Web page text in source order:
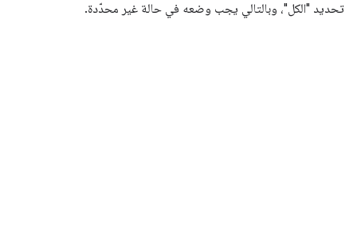
تحديد "الكل"، وبالتالي يجب وضعه في حالة غير محدّدة.